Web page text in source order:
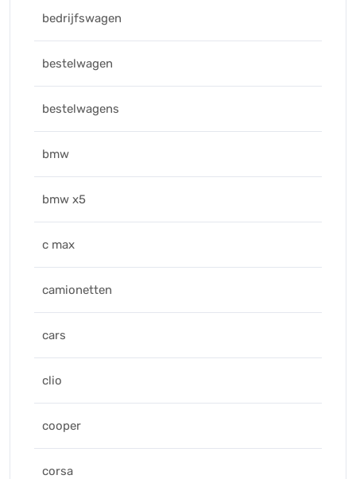
bedrijfswagen
bestelwagen
bestelwagens
bmw
bmw x5
c max
camionetten
cars
clio
cooper
corsa